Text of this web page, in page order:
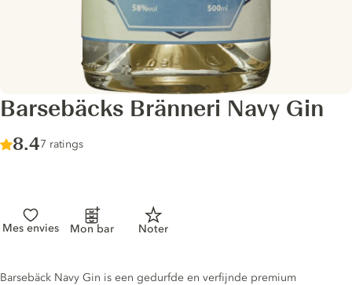
Barsebäcks Bränneri Navy Gin
Score :
8.4/ 10
7 ratings
Mes envies Mon bar Noter
Gin description
Barsebäck Navy Gin is een gedurfde en verfijnde premium